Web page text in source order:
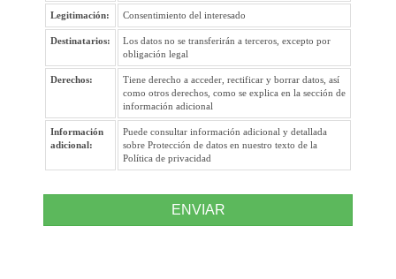
Legitimación: Consentimiento del interesado
Destinatarios:
Los datos no se transferirán a terceros, excepto por
obligación legal
Derechos:
Tiene derecho a acceder, rectificar y borrar datos, así
como otros derechos, como se explica en la sección de
información adicional
Información
adicional:
Puede consultar información adicional y detallada
sobre Protección de datos en nuestro texto de la
Política de privacidad
ENVIAR